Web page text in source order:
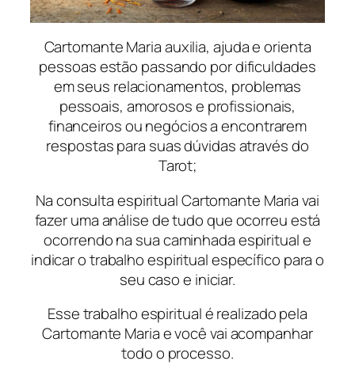
Cartomante Maria auxilia, ajuda e orienta
pessoas estão passando por dificuldades
em seus relacionamentos, problemas
pessoais, amorosos e profissionais,
financeiros ou negócios a encontrarem
respostas para suas dúvidas através do
Tarot;
Na consulta espiritual Cartomante Maria vai
fazer uma análise de tudo que ocorreu está
ocorrendo na sua caminhada espiritual e
indicar o trabalho espiritual específico para o
seu caso e iniciar.
Esse trabalho espiritual é realizado pela
Cartomante Maria e você vai acompanhar
todo o processo.